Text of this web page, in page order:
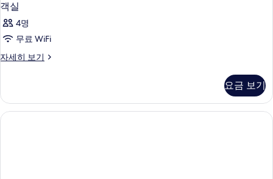
객실
4명
무료 WiFi
자세히 보기
객
히
보
기
요금 보기